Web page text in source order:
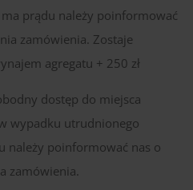
prądu należy poinformować
zamówienia. Zostaje
agregatu + 250 zł
dostęp do miejsca
wypadku utrudnionego
należy poinformować nas o
zamówienia.